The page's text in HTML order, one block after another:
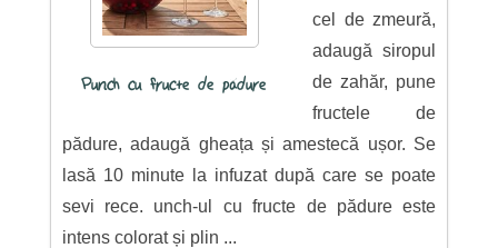
Punch cu fructe de pădure
cel de zmeură,
adaugă siropul
de zahăr, pune
fructele de
pădure, adaugă gheața și amestecă ușor. Se
lasă 10 minute la infuzat după care se poate
sevi rece. unch-ul cu fructe de pădure este
intens colorat și plin ...